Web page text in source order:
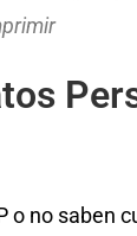
o no saben